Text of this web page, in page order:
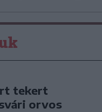
tekert
orvos